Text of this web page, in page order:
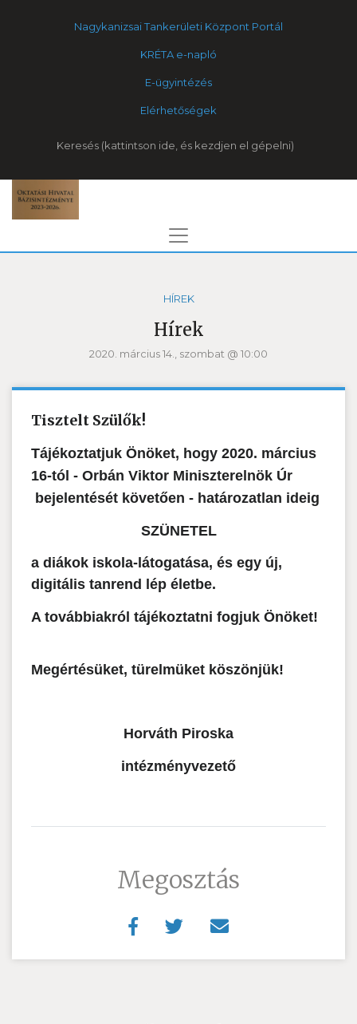
Nagykanizsai Tankerületi Központ Portál
KRÉTA e-napló
E-ügyintézés
Elérhetőségek
Keresés
HÍREK
Hírek
2020. március 14., szombat @ 10:00
Tisztelt Szülők!
Tájékoztatjuk Önöket, hogy 2020. március
16-tól - Orbán Viktor Miniszterelnök Úr
bejelentését követően - határozatlan ideig
SZÜNETEL
a diákok iskola-látogatása, és egy új,
digitális tanrend lép életbe.
A továbbiakról tájékoztatni fogjuk Önöket!
Megértésüket, türelmüket köszönjük!
Horváth Piroska
intézményvezető
Megosztás